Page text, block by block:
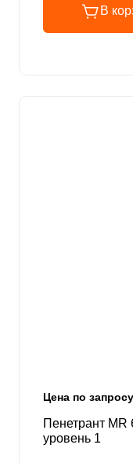
В
Цена по запросу
Пенетрант
уровень 1